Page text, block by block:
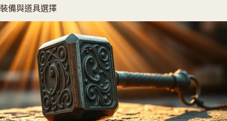
裝備與道具選擇